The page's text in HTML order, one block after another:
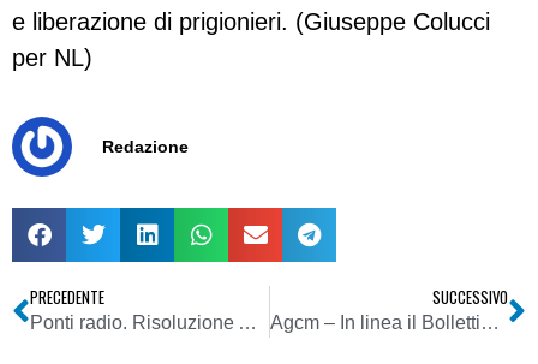
e liberazione di prigionieri. (Giuseppe Colucci
per NL)
Redazione
PRECEDENTE
Ponti radio. Risoluzione Ade. Trattamento tributario da applicare, ai fini IVA e dell’Imposta di registro, ad alcune prestazioni di servizi relative all’installazione di ponti radio e apparati di telefonia
SUCCESSIVO
Agcm – In linea il Bollettino 17/2007